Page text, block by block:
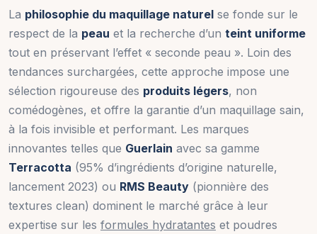
La philosophie du maquillage naturel se fonde sur le
respect de la peau et la recherche d’un teint uniforme
tout en préservant l’effet « seconde peau ». Loin des
tendances surchargées, cette approche impose une
sélection rigoureuse des produits légers, non
comédogènes, et offre la garantie d’un maquillage sain,
à la fois invisible et performant. Les marques
innovantes telles que Guerlain avec sa gamme
Terracotta (95% d’ingrédients d’origine naturelle,
lancement 2023) ou RMS Beauty (pionnière des
textures clean) dominent le marché grâce à leur
expertise sur les formules hydratantes et poudres